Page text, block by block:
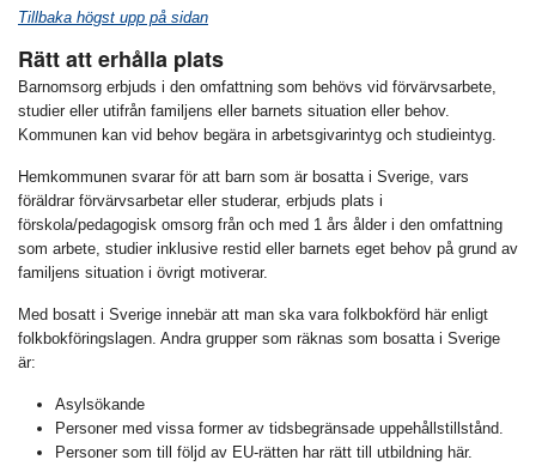
Tillbaka högst upp på sidan
Rätt att erhålla plats
Barnomsorg erbjuds i den omfattning som behövs vid förvärvsarbete,
studier eller utifrån familjens eller barnets situation eller behov.
Kommunen kan vid behov begära in arbetsgivarintyg och studieintyg.
Hemkommunen svarar för att barn som är bosatta i Sverige, vars
föräldrar förvärvsarbetar eller studerar, erbjuds plats i
förskola/pedagogisk omsorg från och med 1 års ålder i den omfattning
som arbete, studier inklusive restid eller barnets eget behov på grund av
familjens situation i övrigt motiverar.
Med bosatt i Sverige innebär att man ska vara folkbokförd här enligt
folkbokföringslagen. Andra grupper som räknas som bosatta i Sverige
är:
Asylsökande
Personer med vissa former av tidsbegränsade uppehållstillstånd.
Personer som till följd av EU-rätten har rätt till utbildning här.